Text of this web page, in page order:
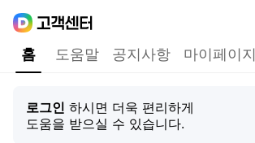
홈 도움말 공지사항 마이페이지
로그인 하시면 더욱 편리하게
도움을 받으실 수 있습니다.